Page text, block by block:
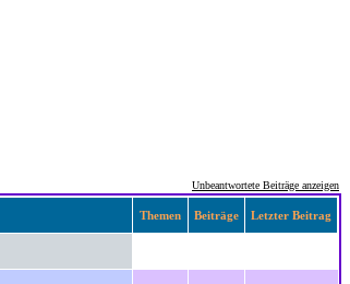
Unbeantwortete Beiträge anzeigen
Themen Beiträge Letzter Beitrag